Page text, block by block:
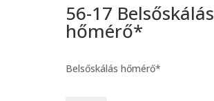
56-17 Belsőskálás
hőmérő*
Belsőskálás hőmérő*